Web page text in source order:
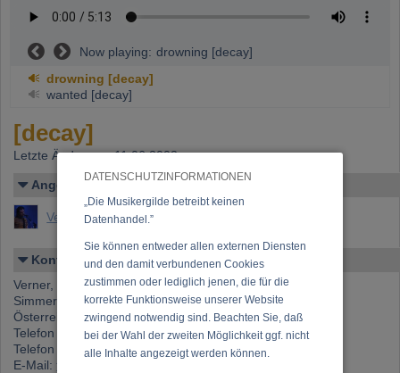
DATENSCHUTZINFORMATIONEN
„Die Musikergilde betreibt keinen
Datenhandel.”
Sie können entweder allen externen Diensten
und den damit verbundenen Cookies
zustimmen oder lediglich jenen, die für die
korrekte Funktionsweise unserer Website
zwingend notwendig sind. Beachten Sie, daß
bei der Wahl der zweiten Möglichkeit ggf. nicht
alle Inhalte angezeigt werden können.
Now playing: drowning [decay]
drowning [decay]
wanted [decay]
[decay]
Letzte Änderung: 11.06.2002
Angelegt von
Verner, "Gecko" (Werner "Gecko" Mitschke)
Kontakt
Verner, "Gecko" (Werner "Gecko" Mitschke)
Simmeringer Hauptstr. 150/20/1, 1110 Wien
Österreich
Telefon 1: +43 (0)650 754 37 98
Telefon 2: +43 (0)1 208 21 29
E-Mail:tanaka@tanaka.at